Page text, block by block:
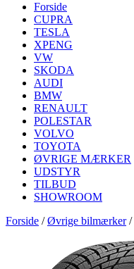
Forside
CUPRA
TESLA
XPENG
VW
SKODA
AUDI
BMW
RENAULT
POLESTAR
VOLVO
TOYOTA
ØVRIGE MÆRKER
UDSTYR
TILBUD
SHOWROOM
Forside /Øvrige bilmærker /